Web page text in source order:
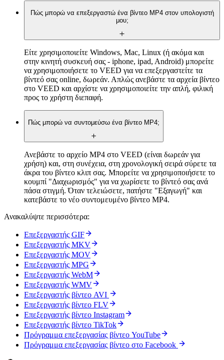
Πώς μπορώ να επεξεργαστώ ένα βίντεο MP4 στον υπολογιστή
μου;
Είτε χρησιμοποιείτε Windows, Mac, Linux (ή ακόμα και
στην κινητή συσκευή σας - iphone, ipad, Android) μπορείτε
να χρησιμοποιήσετε το VEED για να επεξεργαστείτε τα
βίντεό σας online, δωρεάν. Απλώς ανεβάστε τα αρχεία βίντεο
στο VEED και αρχίστε να χρησιμοποιείτε την απλή, φιλική
προς το χρήστη διεπαφή.
Πώς μπορώ να συντομεύσω ένα βίντεο MP4;
Ανεβάστε το αρχείο MP4 στο VEED (είναι δωρεάν για
χρήση) και, στη συνέχεια, στη χρονολογική σειρά σύρετε τα
άκρα του βίντεο κλιπ σας. Μπορείτε να χρησιμοποιήσετε το
κουμπί "Διαχωρισμός" για να χωρίσετε το βίντεό σας ανά
πάσα στιγμή. Όταν τελειώσετε, πατήστε "Εξαγωγή" και
κατεβάστε το νέο συντομευμένο βίντεο MP4.
Ανακαλύψτε περισσότερα:
Επεξεργαστής GIF
Επεξεργαστής MKV
Επεξεργαστής MOV
Επεξεργαστής MPG
Επεξεργαστής WebM
Επεξεργαστής WMV
Επεξεργαστής βίντεο AVI
Επεξεργαστής βίντεο FLV
Επεξεργαστής βίντεο Instagram
Επεξεργαστής βίντεο TikTok
Πρόγραμμα επεξεργασίας βίντεο YouTube
Πρόγραμμα επεξεργασίας βίντεο στο Facebook